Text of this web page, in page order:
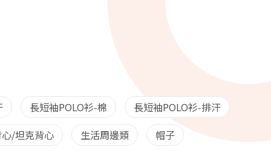
長短袖POLO衫-棉
長短袖POLO衫-排汗
/坦克背心 生活周邊類
帽子